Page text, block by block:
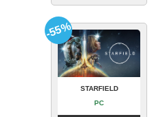
STARFIELD
PC
-55%